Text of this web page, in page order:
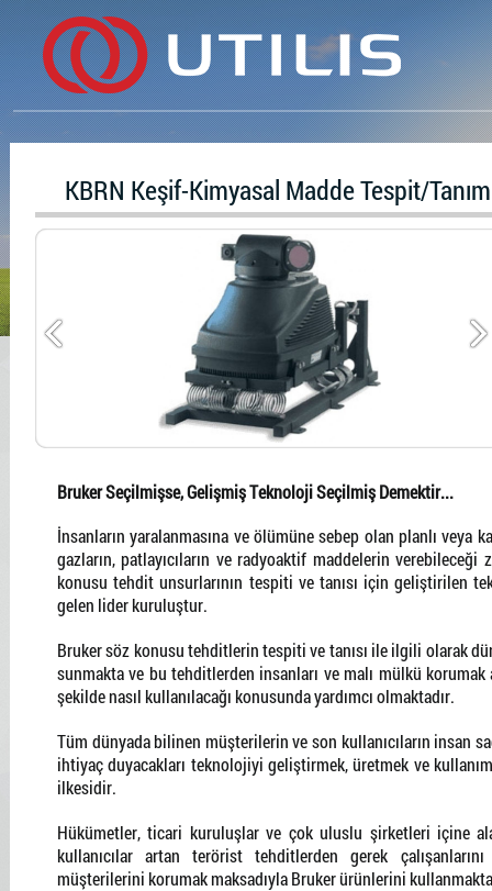
KBRN Keşif-Kimyasal Madde Tespit/
Bruker Seçilmişse, Gelişmiş Teknoloji Seçilmiş Demektir...
İnsanların yaralanmasına ve ölümüne sebep olan planlı
gazların, patlayıcıların ve radyoaktif maddelerin
konusu tehdit unsurlarının tespiti ve tanısı için geliştirilen
gelen lider kuruluştur.
Bruker söz konusu tehditlerin tespiti ve tanısı ile ilgili olarak
sunmakta ve bu tehditlerden insanları ve malı mülkü
şekilde nasıl kullanılacağı konusunda yardımcı olmaktadır.
Tüm dünyada bilinen müşterilerin ve son kullanıcıların insan
ihtiyaç duyacakları teknolojiyi geliştirmek, üretmek ve
ilkesidir.
Hükümetler, ticari kuruluşlar ve çok uluslu şirketleri içine
kullanıcılar artan terörist tehditlerden gerek
müşterilerini korumak maksadıyla Bruker ürünlerini